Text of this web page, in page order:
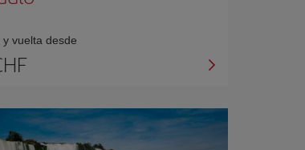
y vuelta desde